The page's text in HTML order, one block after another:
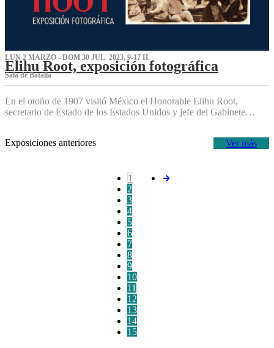
LUN 2 MARZO - DOM 30 JUL 2023, 9-17 H.
Elihu Root, exposición fotográfica
Sala de Batalla
En el otoño de 1907 visitó México el Honorable Elihu Root,
secretario de Estado de los Estados Unidos y jefe del Gabinete…
Ver más
Exposiciones anteriores
1
2
3
4
5
6
7
8
9
10
11
12
13
14
15